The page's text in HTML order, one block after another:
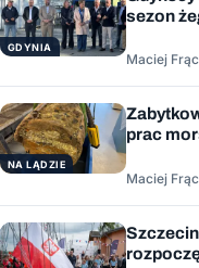
GDYNIA
sezon
Maciej
NA LĄDZIE
prac
Maciej